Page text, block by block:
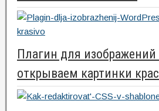
Плагин для изображений
открываем картинки